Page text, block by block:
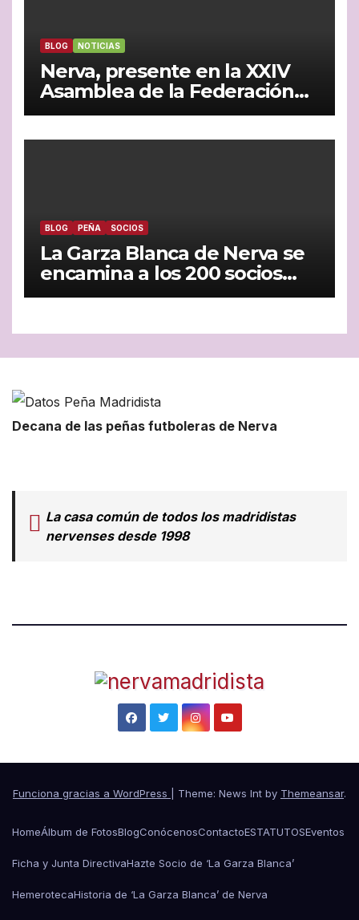
BLOG NOTICIAS
Nerva, presente en la XXIV
Asamblea de la Federación
Andaluza de Peñas
BLOG PEÑA SOCIOS
La Garza Blanca de Nerva se
encamina a los 200 socios
con paso firme
Decana de las peñas futboleras de Nerva
La casa común de todos los madridistas
nervenses desde 1998
Funciona gracias a WordPress Theme: News Int by Themeansar.
HomeÁlbum de FotosBlogConócenosContactoESTATUTOSEventos
Ficha y Junta DirectivaHazte Socio de ‘La Garza Blanca’
HemerotecaHistoria de ‘La Garza Blanca’ de Nerva